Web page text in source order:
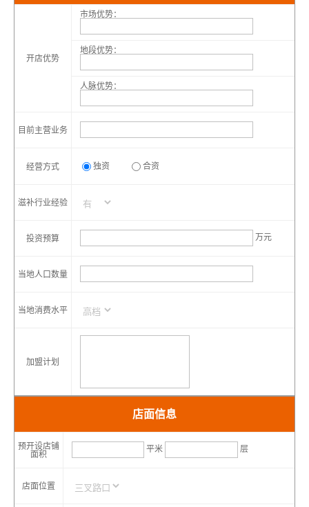
开店优势
市场优势：
地段优势：
人脉优势：
目前主营业务
经营方式 独资 合资
滋补行业经验
投资预算 万元
当地人口数量
当地消费水平
加盟计划
店面信息
预开设店铺
面积 平米 层
店面位置